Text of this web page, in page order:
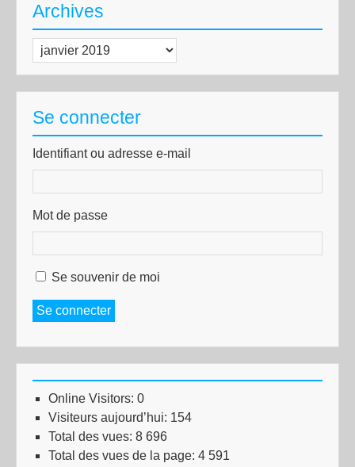
Archives
Archives
Se connecter
Identifiant ou adresse e-mail
Mot de passe
Se souvenir de moi
Se connecter
Online Visitors: 0
Visiteurs aujourd’hui: 154
Total des vues: 8 696
Total des vues de la page: 4 591